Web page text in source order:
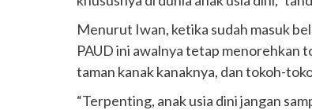
Menurut Iwan, ketika sudah masuk
PAUD ini awalnya tetap menorehkan
taman kanak kanaknya, dan tokoh-
“Terpenting, anak usia dini jangan